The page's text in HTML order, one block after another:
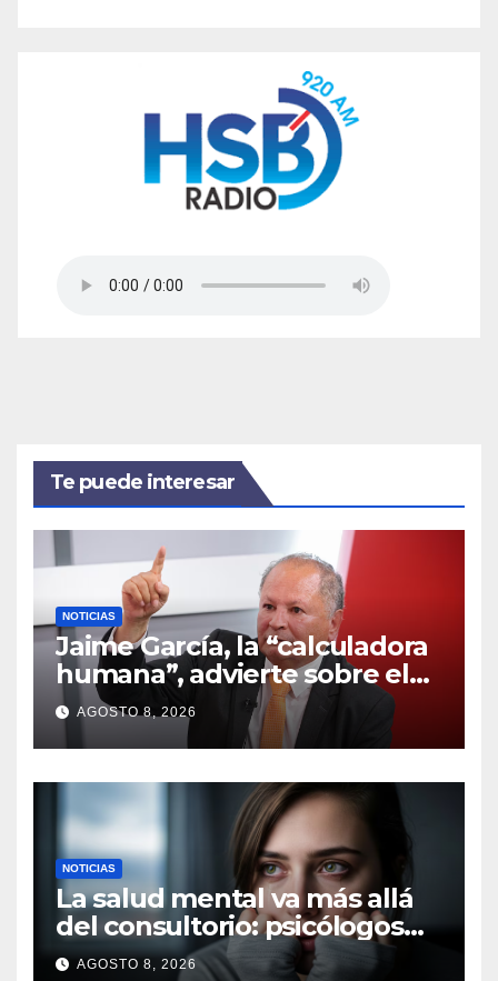
Te puede interesar
NOTICIAS
Jaime García, la “calculadora
humana”, advierte sobre el
uso excesivo de la
inteligencia artificial
AGOSTO 8, 2026
NOTICIAS
La salud mental va más allá
del consultorio: psicólogos
alertan sobre nuevos
AGOSTO 8, 2026